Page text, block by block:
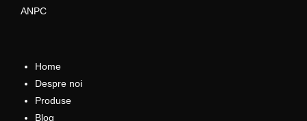
ANPC
Home
Despre noi
Produse
Blog